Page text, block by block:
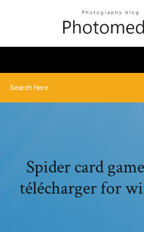
Spider card
télécharger for